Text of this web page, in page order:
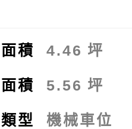
積 4.46 坪
積 5.56 坪
型 機械車位